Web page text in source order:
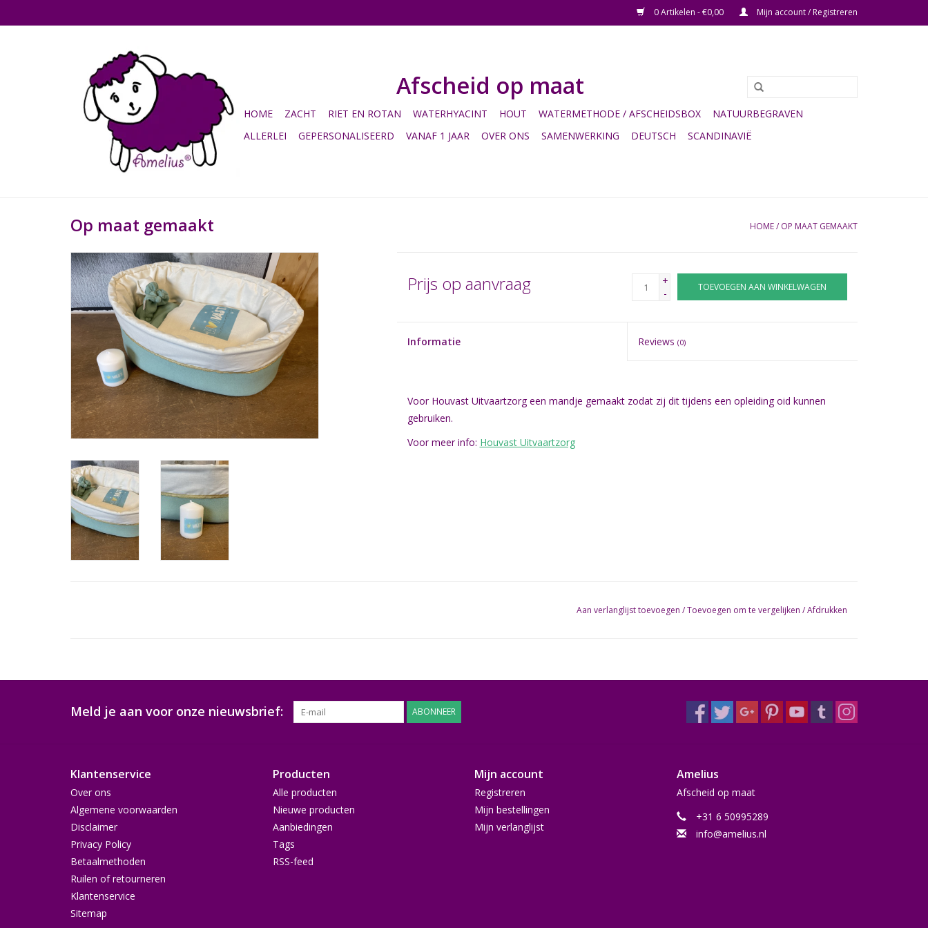
0 Artikelen - €0,00 Mijn account / Registreren
Afscheid op maat
HOME ZACHT RIET EN ROTAN WATERHYACINT HOUT WATERMETHODE / AFSCHEIDSBOX
NATUURBEGRAVEN
ALLERLEI
GEPERSONALISEERD VANAF 1 JAAR OVER ONS SAMENWERKING DEUTSCH SCANDINAVIË
Op maat gemaakt HOME/ OP MAAT GEMAAKT
Prijs op aanvraag
+
-
TOEVOEGEN AAN WINKELWAGEN
Informatie Reviews(0)
Voor Houvast Uitvaartzorg een mandje gemaakt zodat zij dit tijdens een opleiding oid kunnen
gebruiken.
Voor meer info: Houvast Uitvaartzorg
Aan verlanglijst toevoegen /Toevoegen om te vergelijken /Afdrukken
Meld je aan voor onze nieuwsbrief: ABONNEER
Klantenservice
Over ons
Algemene voorwaarden
Disclaimer
Privacy Policy
Betaalmethoden
Ruilen of retourneren
Klantenservice
Sitemap
Producten
Alle producten
Nieuwe producten
Aanbiedingen
Tags
RSS-feed
Mijn account
Registreren
Mijn bestellingen
Mijn verlanglijst
Amelius
Afscheid op maat
+31 6 50995289
info@amelius.nl